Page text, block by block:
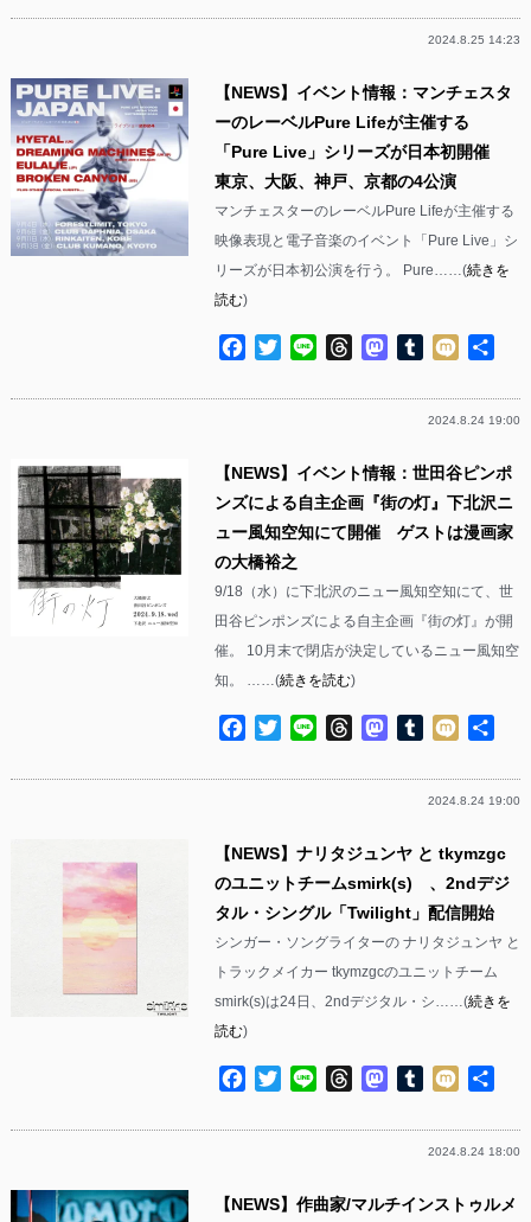
2024.8.25 14:23
【NEWS】イベント情報：マンチェスタ
ーのレーベルPure Lifeが主催する
「Pure Live」シリーズが日本初開催
東京、大阪、神戸、京都の4公演
マンチェスターのレーベルPure Lifeが主催する
映像表現と電子音楽のイベント「Pure Live」シ
リーズが日本初公演を行う。 Pure……(続きを
読む)
Facebook
TwitterLine ThreadsMastodon
Tumblr
Mixi
2024.8.24 19:00
【NEWS】イベント情報：世田谷ピンポ
ンズによる自主企画『街の灯』下北沢ニ
ュー風知空知にて開催 ゲストは漫画家
の大橋裕之
9/18（水）に下北沢のニュー風知空知にて、世
田谷ピンポンズによる自主企画『街の灯』が開
催。 10月末で閉店が決定しているニュー風知空
知。 ……(続きを読む)
Facebook
TwitterLine ThreadsMastodon
Tumblr
Mixi
2024.8.24 19:00
【NEWS】ナリタジュンヤ と tkymzgc
のユニットチームsmirk(s) 、2ndデジ
タル・シングル「Twilight」配信開始
シンガー・ソングライターの ナリタジュンヤ と
トラックメイカー tkymzgcのユニットチーム
smirk(s)は24日、2ndデジタル・シ……(続きを
読む)
Facebook
TwitterLine ThreadsMastodon
Tumblr
Mixi
2024.8.24 18:00
【NEWS】作曲家/マルチインストゥルメ